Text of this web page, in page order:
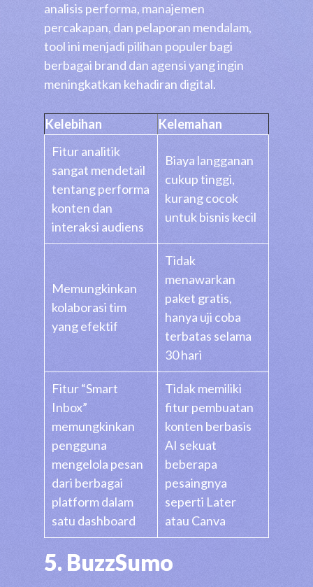
analisis performa, manajemen
percakapan, dan pelaporan mendalam,
tool ini menjadi pilihan populer bagi
berbagai brand dan agensi yang ingin
meningkatkan kehadiran digital.
Kelebihan
Kelemahan
Fitur analitik
sangat mendetail
tentang performa
konten dan
interaksi audiens
Biaya langganan
cukup tinggi,
kurang cocok
untuk bisnis kecil
Memungkinkan
kolaborasi tim
yang efektif
Tidak
menawarkan
paket gratis,
hanya uji coba
terbatas selama
30 hari
Fitur “Smart
Inbox”
memungkinkan
pengguna
mengelola pesan
dari berbagai
platform dalam
satu dashboard
Tidak memiliki
fitur pembuatan
konten berbasis
AI sekuat
beberapa
pesaingnya
seperti Later
atau Canva
5. BuzzSumo